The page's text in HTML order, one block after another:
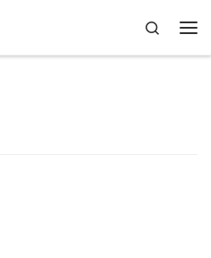
Search